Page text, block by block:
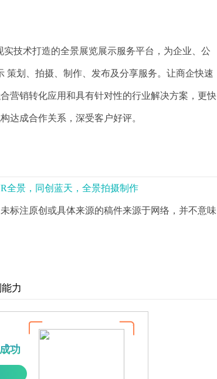
术打造的全景展览展示服务平台，为企业、公
策划、拍摄、制作、发布及分享服务。让商企快速
营销转化应用和具有针对性的行业解决方案，更快
达成合作关系，深受客户好评。
全景，同创蓝天，全景拍摄制作
标注原创或具体来源的稿件来源于网络，并不意味
力
功